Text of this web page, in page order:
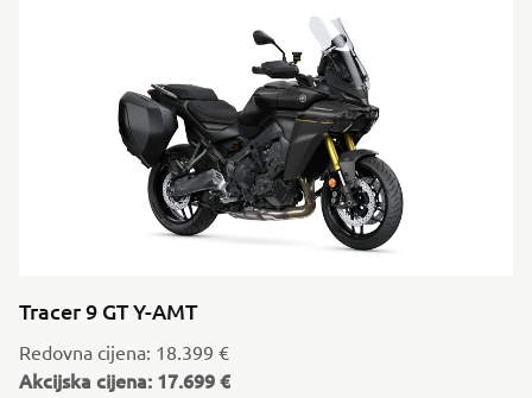
Tracer 9 GT Y-AMT
Redovna cijena: 18.399 €
Akcijska cijena: 17.699 €